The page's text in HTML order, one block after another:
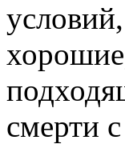
смерти